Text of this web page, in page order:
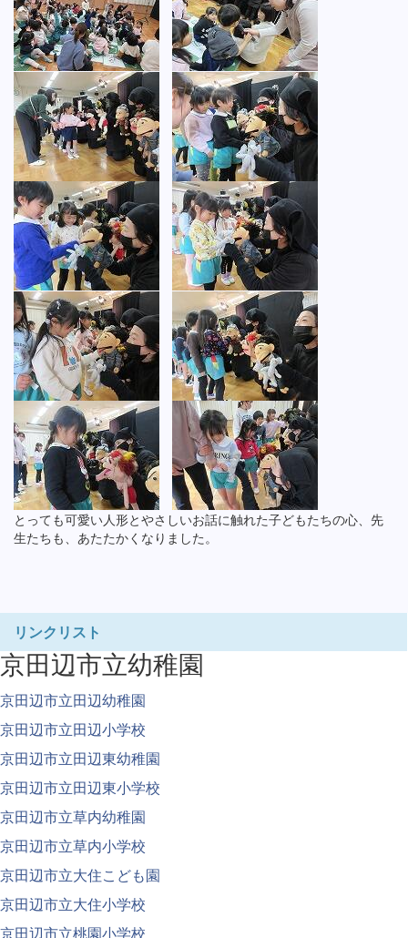
とっても可愛い人形とやさしいお話に触れた子どもたちの心、先
生たちも、あたたかくなりました。
リンクリスト
京田辺市立幼稚園
京田辺市立田辺幼稚園
京田辺市立田辺小学校
京田辺市立田辺東幼稚園
京田辺市立田辺東小学校
京田辺市立草内幼稚園
京田辺市立草内小学校
京田辺市立大住こども園
京田辺市立大住小学校
京田辺市立桃園小学校